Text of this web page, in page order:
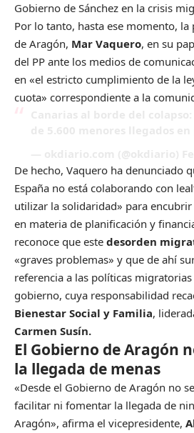
Gobierno de Sánchez en la crisis
Por lo tanto, hasta ese momento,
de Aragón, Mar Vaquero, en su
del PP ante los medios de
en «el estricto cumplimiento de la
cuota» correspondiente a la
De hecho, Vaquero ha denunciado
España no está colaborando con
utilizar la solidaridad» para
en materia de planificación y
reconoce que este desorden
«graves problemas» y que de ahí
referencia a las políticas
gobierno, cuya responsabilidad
Bienestar Social y Familia,
Carmen Susín.
El Gobierno de Aragón
la llegada de menas
«Desde el Gobierno de Aragón no
facilitar ni fomentar la llegada de
Aragón», afirma el vicepresidente,